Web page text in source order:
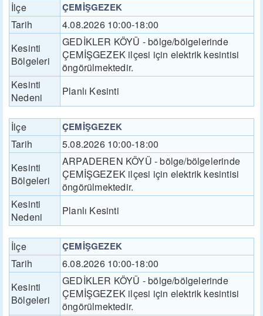
İlçe ÇEMİŞGEZEK
Tarih
4.08.2026 10:00-18:00
Kesinti
Bölgeleri
GEDİKLER KÖYÜ - bölge/bölgelerinde
ÇEMİŞGEZEK ilçesi için elektrik kesintisi
öngörülmektedir.
Kesinti
Nedeni
Planlı Kesinti
İlçe ÇEMİŞGEZEK
Tarih
5.08.2026 10:00-18:00
Kesinti
Bölgeleri
ARPADEREN KÖYÜ - bölge/bölgelerinde
ÇEMİŞGEZEK ilçesi için elektrik kesintisi
öngörülmektedir.
Kesinti
Nedeni
Planlı Kesinti
İlçe ÇEMİŞGEZEK
Tarih
6.08.2026 10:00-18:00
Kesinti
Bölgeleri
GEDİKLER KÖYÜ - bölge/bölgelerinde
ÇEMİŞGEZEK ilçesi için elektrik kesintisi
öngörülmektedir.